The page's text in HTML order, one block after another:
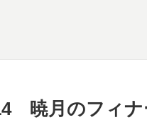
暁月のフィナ